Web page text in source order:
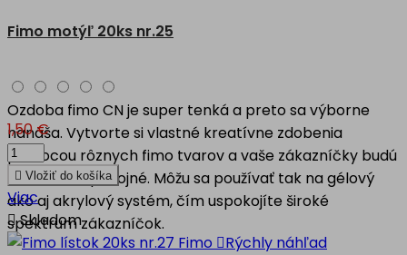
Fimo motýľ 20ks nr.25
Ozdoba fimo CN je super tenká a preto sa výborne
nanáša. Vytvorte si vlastné kreatívne zdobenia
pomocou rôznych fimo tvarov a vaše zákazníčky budú
nad mieru spokojné. Môžu sa používať tak na gélový
ako aj akrylový systém, čím uspokojíte široké
spektrum zákazníčok.
1,50 €
 Vložiť do košíka
Viac
Skladom
Rýchly náhľad